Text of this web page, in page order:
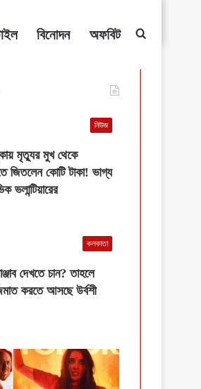
বিনোদন অফবিট
নিউজ
মৃত্যুর মুখ থেকে
জিতলেন কোটি টাকা! ভাগ্য
ভলান্টিয়ারের
কলকাতা
দেখতে চান? তাহলে
করতে আসছে উর্বশী